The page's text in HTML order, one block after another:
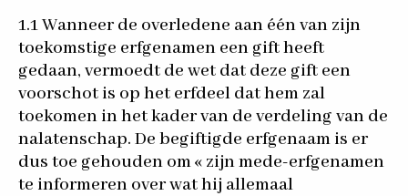
1.1 Wanneer de overledene aan één van zijn
toekomstige erfgenamen een gift heeft
gedaan, vermoedt de wet dat deze gift een
voorschot is op het erfdeel dat hem zal
toekomen in het kader van de verdeling van de
nalatenschap. De begiftigde erfgenaam is er
dus toe gehouden om « zijn mede-erfgenamen
te informeren over wat hij allemaal